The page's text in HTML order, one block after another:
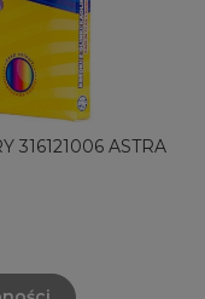
316121006 ASTRA